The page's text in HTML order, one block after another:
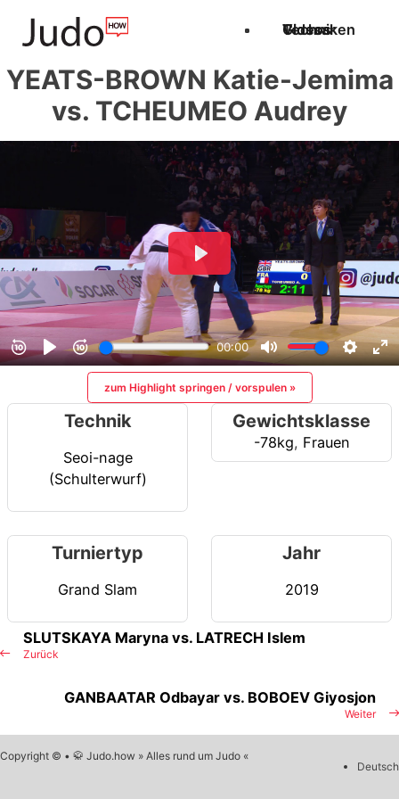
Techniken
Videos
Glossar
YEATS-BROWN Katie-Jemima
vs. TCHEUMEO Audrey
zum Highlight springen / vorspulen »
Technik
Seoi-nage
(Schulterwurf)
Gewichtsklasse
-78kg, Frauen
Turniertyp
Grand Slam
Jahr
2019
Zurück
SLUTSKAYA Maryna vs. LATRECH Islem
Weiter
GANBAATAR Odbayar vs. BOBOEV Giyosjon
Copyright © • 🥋 Judo.how » Alles rund um Judo «
Deutsch